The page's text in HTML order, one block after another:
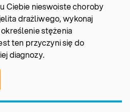
Ciebie nieswoiste choroby
drażliwego, wykonaj
stężenia
ten przyczyni się do
diagnozy.